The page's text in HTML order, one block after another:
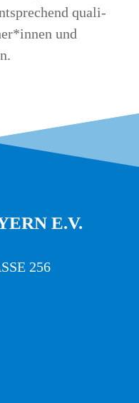
qua­li­
und
E.V.
256